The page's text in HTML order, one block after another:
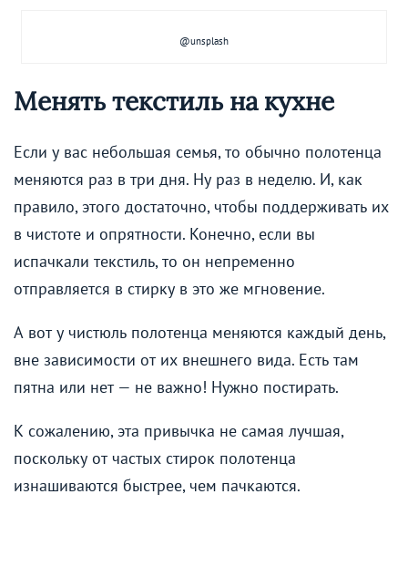
@unsplash
Менять текстиль на кухне
Если у вас небольшая семья, то обычно полотенца
меняются раз в три дня. Ну раз в неделю. И, как
правило, этого достаточно, чтобы поддерживать их
в чистоте и опрятности. Конечно, если вы
испачкали текстиль, то он непременно
отправляется в стирку в это же мгновение.
А вот у чистюль полотенца меняются каждый день,
вне зависимости от их внешнего вида. Есть там
пятна или нет — не важно! Нужно постирать.
К сожалению, эта привычка не самая лучшая,
поскольку от частых стирок полотенца
изнашиваются быстрее, чем пачкаются.